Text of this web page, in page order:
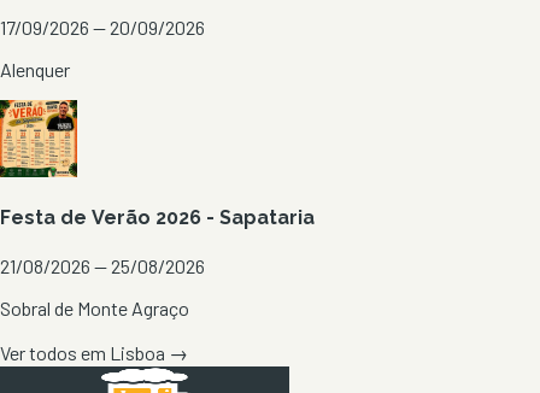
17/09/2026 — 20/09/2026
Alenquer
Festa de Verão 2026 - Sapataria
21/08/2026 — 25/08/2026
Sobral de Monte Agraço
Ver todos em Lisboa →